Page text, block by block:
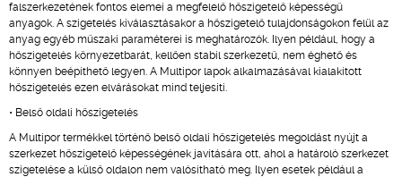
falszerkezetének fontos elemei a megfelelő hőszigetelő képességű
anyagok. A szigetelés kiválasztásakor a hőszigetelő tulajdonságokon felül az
anyag egyéb műszaki paraméterei is meghatározók. Ilyen például, hogy a
hőszigetelés környezetbarát, kellően stabil szerkezetű, nem éghető és
könnyen beépíthető legyen. A Multipor lapok alkalmazásával kialakított
hőszigetelés ezen elvárásokat mind teljesíti.
• Belső oldali hőszigetelés
A Multipor termékkel történő belső oldali hőszigetelés megoldást nyújt a
szerkezet hőszigetelő képességének javítására ott, ahol a határoló szerkezet
szigetelése a külső oldalon nem valósítható meg. Ilyen esetek például a